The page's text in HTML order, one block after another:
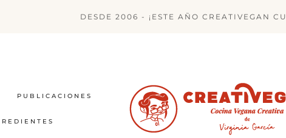
DESDE 2006 - ¡ESTE AÑO CREATIVEGAN
PUBLICACIONES